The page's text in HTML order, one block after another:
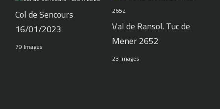
Col de Sencours
16/01/2023
79 Images
Val de Ransol. Tuc de
Mener 2652
23 Images